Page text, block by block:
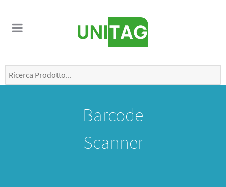
Barcode
Scanner